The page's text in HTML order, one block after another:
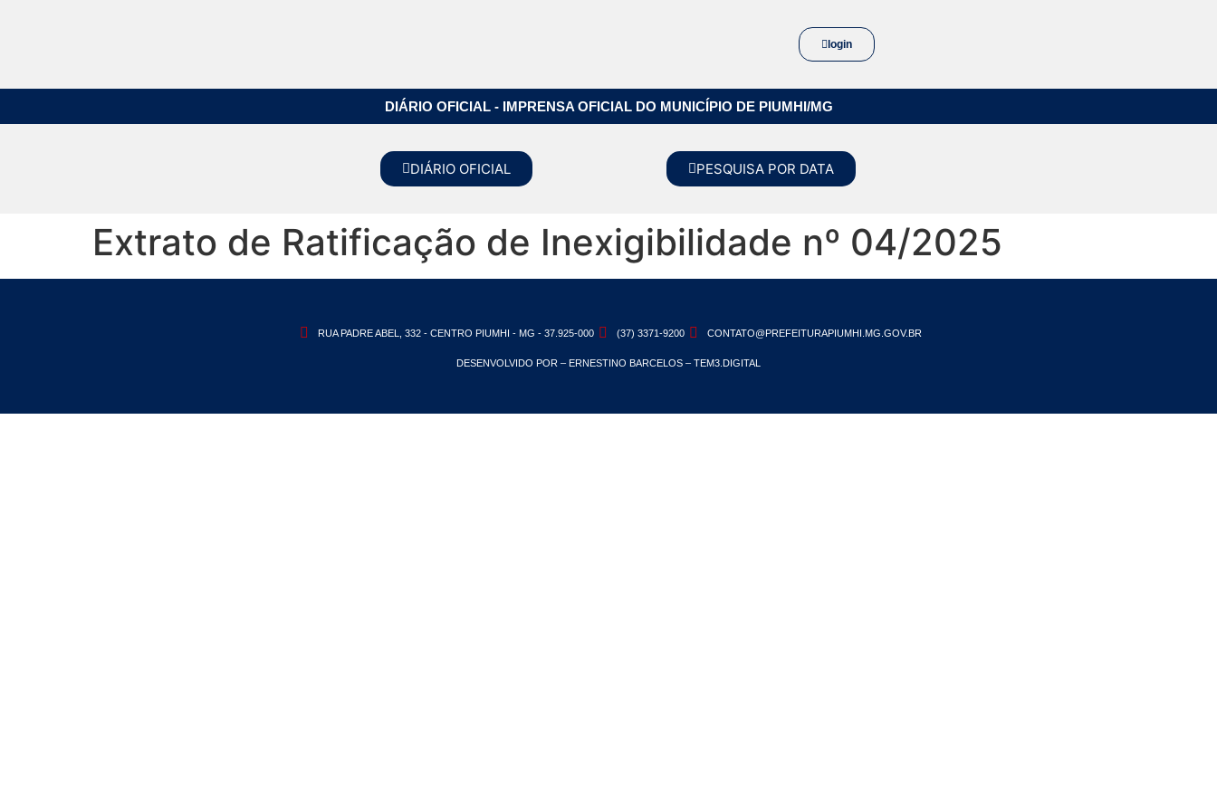
login
DIÁRIO OFICIAL - IMPRENSA OFICIAL DO MUNICÍPIO DE PIUMHI/MG
DIÁRIO OFICIAL PESQUISA POR DATA
Extrato de Ratificação de Inexigibilidade nº 04/2025
RUA PADRE ABEL, 332 - CENTRO PIUMHI - MG - 37.925-000 (37) 3371-9200 CONTATO@PREFEITURAPIUMHI.MG.GOV.BR
DESENVOLVIDO POR – ERNESTINO BARCELOS – TEM3.DIGITAL